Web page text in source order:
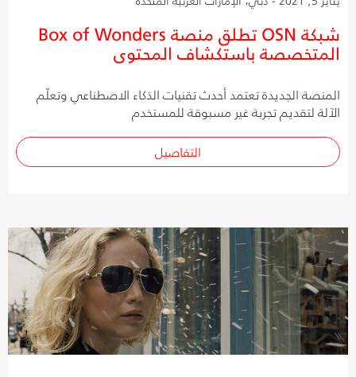
شبكة OSN تطلق منصة Box of Wonders
المتخصصة باستكشاف المحتوى
المنصة الجديدة تعتمد أحدث تقنيات الذكاء الاصطناعي وتعلّم
الآلة لتقديم تجربة غير مسبوقة للمستخدم
التفاصيل